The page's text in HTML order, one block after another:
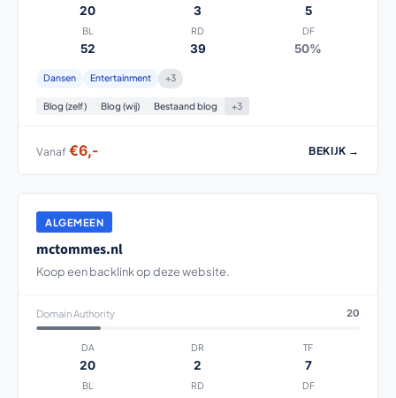
20 3 5
BL
52
RD
39
DF
50%
Dansen Entertainment +3
Blog (zelf) Blog (wij) Bestaand blog +3
Vanaf €6,- BEKIJK →
ALGEMEEN
mctommes.nl
Koop een backlink op deze website.
Domain Authority 20
DA
20
DR
2
TF
7
BL RD DF